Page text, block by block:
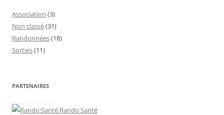
Association (3)
Non classé(31)
Randonnées(18)
Sorties(11)
PARTENAIRES
Rando Santé